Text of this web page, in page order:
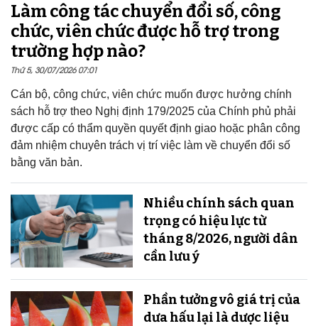
Làm công tác chuyển đổi số, công
chức, viên chức được hỗ trợ trong
trường hợp nào?
Thứ 5, 30/07/2026 07:01
Cán bộ, công chức, viên chức muốn được hưởng chính
sách hỗ trợ theo Nghị định 179/2025 của Chính phủ phải
được cấp có thẩm quyền quyết định giao hoặc phân công
đảm nhiệm chuyên trách vị trí việc làm về chuyển đổi số
bằng văn bản.
Nhiều chính sách quan
trọng có hiệu lực từ
tháng 8/2026, người dân
cần lưu ý
Phần tưởng vô giá trị của
dưa hấu lại là dược liệu